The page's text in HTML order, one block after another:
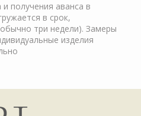
получения аванса в
в срок,
три недели). Замеры
изделия